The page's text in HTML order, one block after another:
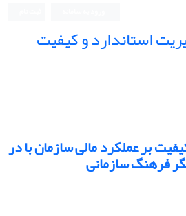
استاندارد و کیفیت
بر عملکرد مالی سازمان با در
فرهنگ سازمانی